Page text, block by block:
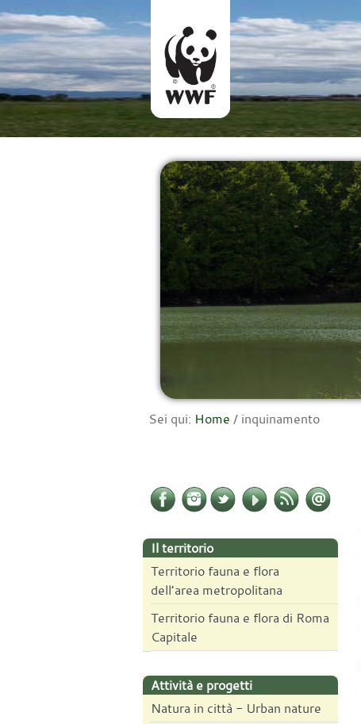
Sei qui: Home / inquinamento
Il territorio
Territorio fauna e flora
dell’area metropolitana
Territorio fauna e flora di Roma
Capitale
Attività e progetti
Natura in città - Urban nature